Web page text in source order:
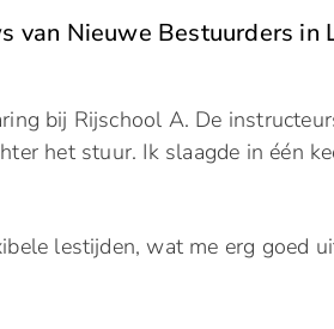
van Nieuwe Bestuurders in
bij Rijschool A. De
het stuur. Ik slaagde in één
lestijden, wat me erg goed